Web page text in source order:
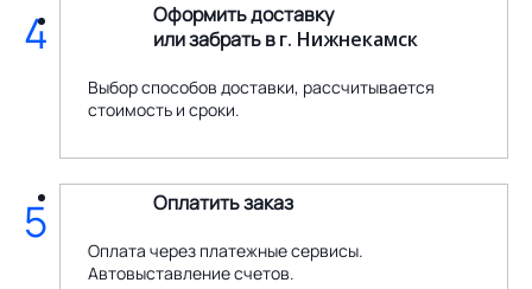
Оформить доставку
или забрать вг. Нижнекамск
Выбор способов доставки, рассчитывается
стоимость и сроки.
4
Оплатить заказ
Оплата через платежные сервисы.
Автовыставление счетов.
5